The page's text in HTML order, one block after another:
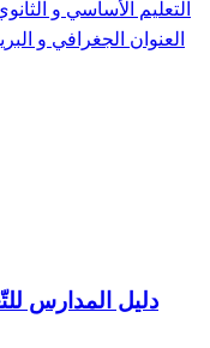
التعليم الأساسي و
العنوان الجغرافي و